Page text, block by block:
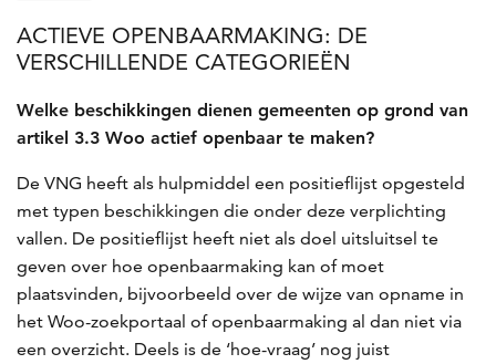
ACTIEVE OPENBAARMAKING: DE
VERSCHILLENDE CATEGORIEËN
Welke beschikkingen dienen gemeenten op grond van
artikel 3.3 Woo actief openbaar te maken?
De VNG heeft als hulpmiddel een positieflijst opgesteld
met typen beschikkingen die onder deze verplichting
vallen. De positieflijst heeft niet als doel uitsluitsel te
geven over hoe openbaarmaking kan of moet
plaatsvinden, bijvoorbeeld over de wijze van opname in
het Woo-zoekportaal of openbaarmaking al dan niet via
een overzicht. Deels is de ‘hoe-vraag’ nog juist